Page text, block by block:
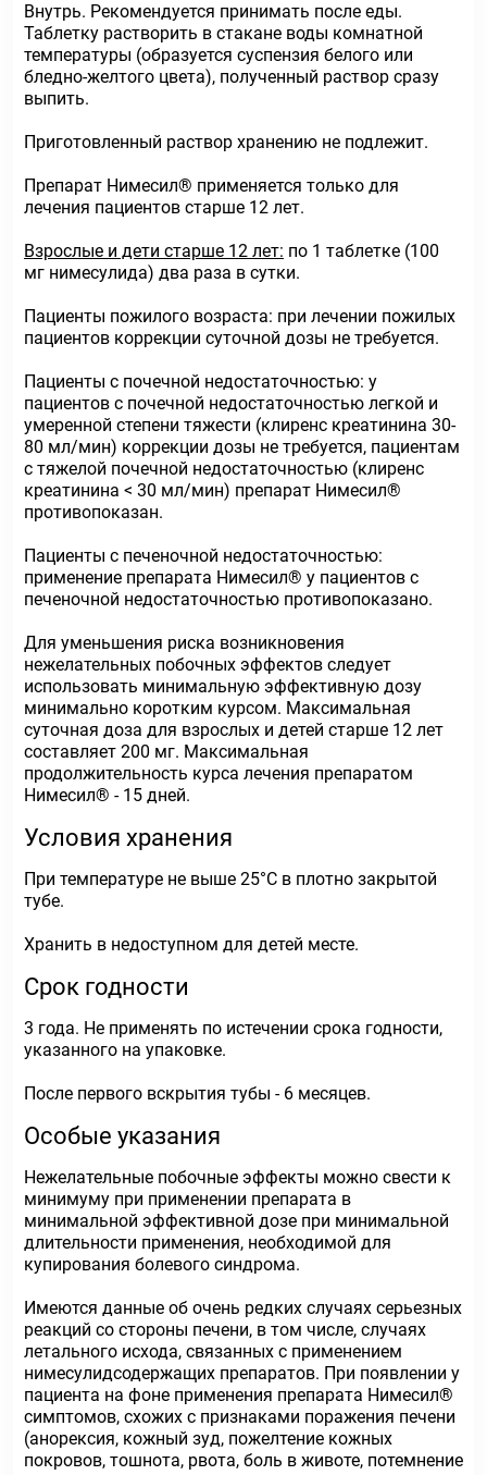
Внутрь. Рекомендуется принимать после еды.
Таблетку растворить в стакане воды комнатной
температуры (образуется суспензия белого или
бледно-желтого цвета), полученный раствор сразу
выпить.
Приготовленный раствор хранению не подлежит.
Препарат Нимесил® применяется только для
лечения пациентов старше 12 лет.
Взрослые и дети старше 12 лет: по 1 таблетке (100
мг нимесулида) два раза в сутки.
Пациенты пожилого возраста: при лечении пожилых
пациентов коррекции суточной дозы не требуется.
Пациенты с почечной недостаточностью: у
пациентов с почечной недостаточностью легкой и
умеренной степени тяжести (клиренс креатинина 30-
80 мл/мин) коррекции дозы не требуется, пациентам
с тяжелой почечной недостаточностью (клиренс
креатинина < 30 мл/мин) препарат Нимесил®
противопоказан.
Пациенты с печеночной недостаточностью:
применение препарата Нимесил® у пациентов с
печеночной недостаточностью противопоказано.
Для уменьшения риска возникновения
нежелательных побочных эффектов следует
использовать минимальную эффективную дозу
минимально коротким курсом. Максимальная
суточная доза для взрослых и детей старше 12 лет
составляет 200 мг. Максимальная
продолжительность курса лечения препаратом
Нимесил® - 15 дней.
Условия хранения
При температуре не выше 25°С в плотно закрытой
тубе.
Хранить в недоступном для детей месте.
Срок годности
3 года. Не применять по истечении срока годности,
указанного на упаковке.
После первого вскрытия тубы - 6 месяцев.
Особые указания
Нежелательные побочные эффекты можно свести к
минимуму при применении препарата в
минимальной эффективной дозе при минимальной
длительности применения, необходимой для
купирования болевого синдрома.
Имеются данные об очень редких случаях серьезных
реакций со стороны печени, в том числе, случаях
летального исхода, связанных с применением
нимесулидсодержащих препаратов. При появлении у
пациента на фоне применения препарата Нимесил®
симптомов, схожих с признаками поражения печени
(анорексия, кожный зуд, пожелтение кожных
покровов, тошнота, рвота, боль в животе, потемнение